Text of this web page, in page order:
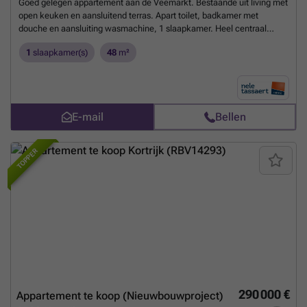
Goed gelegen appartement aan de Veemarkt. Bestaande uit living met
open keuken en aansluitend terras. Apart toilet, badkamer met
douche en aansluiting wasmachine, 1 slaapkamer. Heel centraal
Momenteel verhuurd, dus ideaal als investering of mits opzeg huurder
1 slaapkamer(s) 48 m²
E-mail Bellen
TOPPER
290 000 €
Appartement te koop (Nieuwbouwproject)